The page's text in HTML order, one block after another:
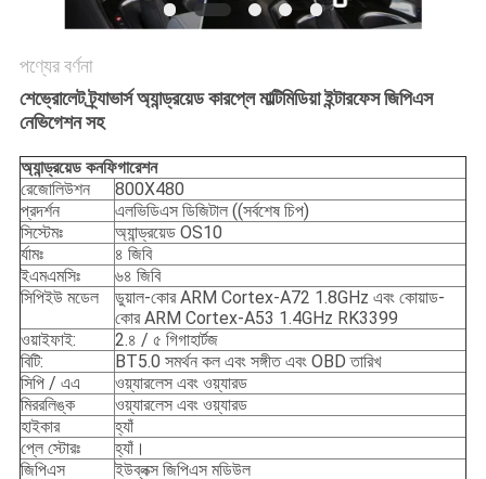
পণ্যের বর্ণনা
শেভ্রোলেট ট্র্যাভার্স অ্যান্ড্রয়েড কারপ্লে মাল্টিমিডিয়া ইন্টারফেস জিপিএস
নেভিগেশন সহ
অ্যান্ড্রয়েড কনফিগারেশন
রেজোলিউশন
800X480
প্রদর্শন
এলভিডিএস ডিজিটাল ((সর্বশেষ চিপ)
সিস্টেমঃ
অ্যান্ড্রয়েড OS10
র্যামঃ
৪ জিবি
ইএমএমসিঃ
৬৪ জিবি
সিপিইউ মডেল
ডুয়াল-কোর ARM Cortex-A72 1.8GHz এবং কোয়াড-
কোর ARM Cortex-A53 1.4GHz RK3399
ওয়াইফাই:
2.৪ / ৫ গিগাহার্টজ
বিটি:
BT5.0 সমর্থন কল এবং সঙ্গীত এবং OBD তারিখ
সিপি / এএ
ওয়্যারলেস এবং ওয়্যারড
মিররলিঙ্ক
ওয়্যারলেস এবং ওয়্যারড
হাইকার
হ্যাঁ
প্লে স্টোরঃ
হ্যাঁ।
জিপিএস
ইউব্লক্স জিপিএস মডিউল